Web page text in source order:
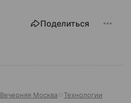
Поделиться
Вечерняя Москва Технологии